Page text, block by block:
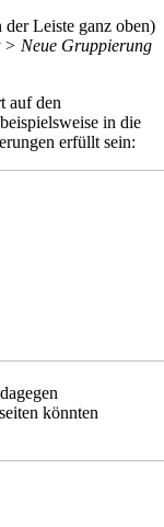
der Leiste ganz oben)
Neue Gruppierung
auf den
in die
erfüllt sein:
könnten